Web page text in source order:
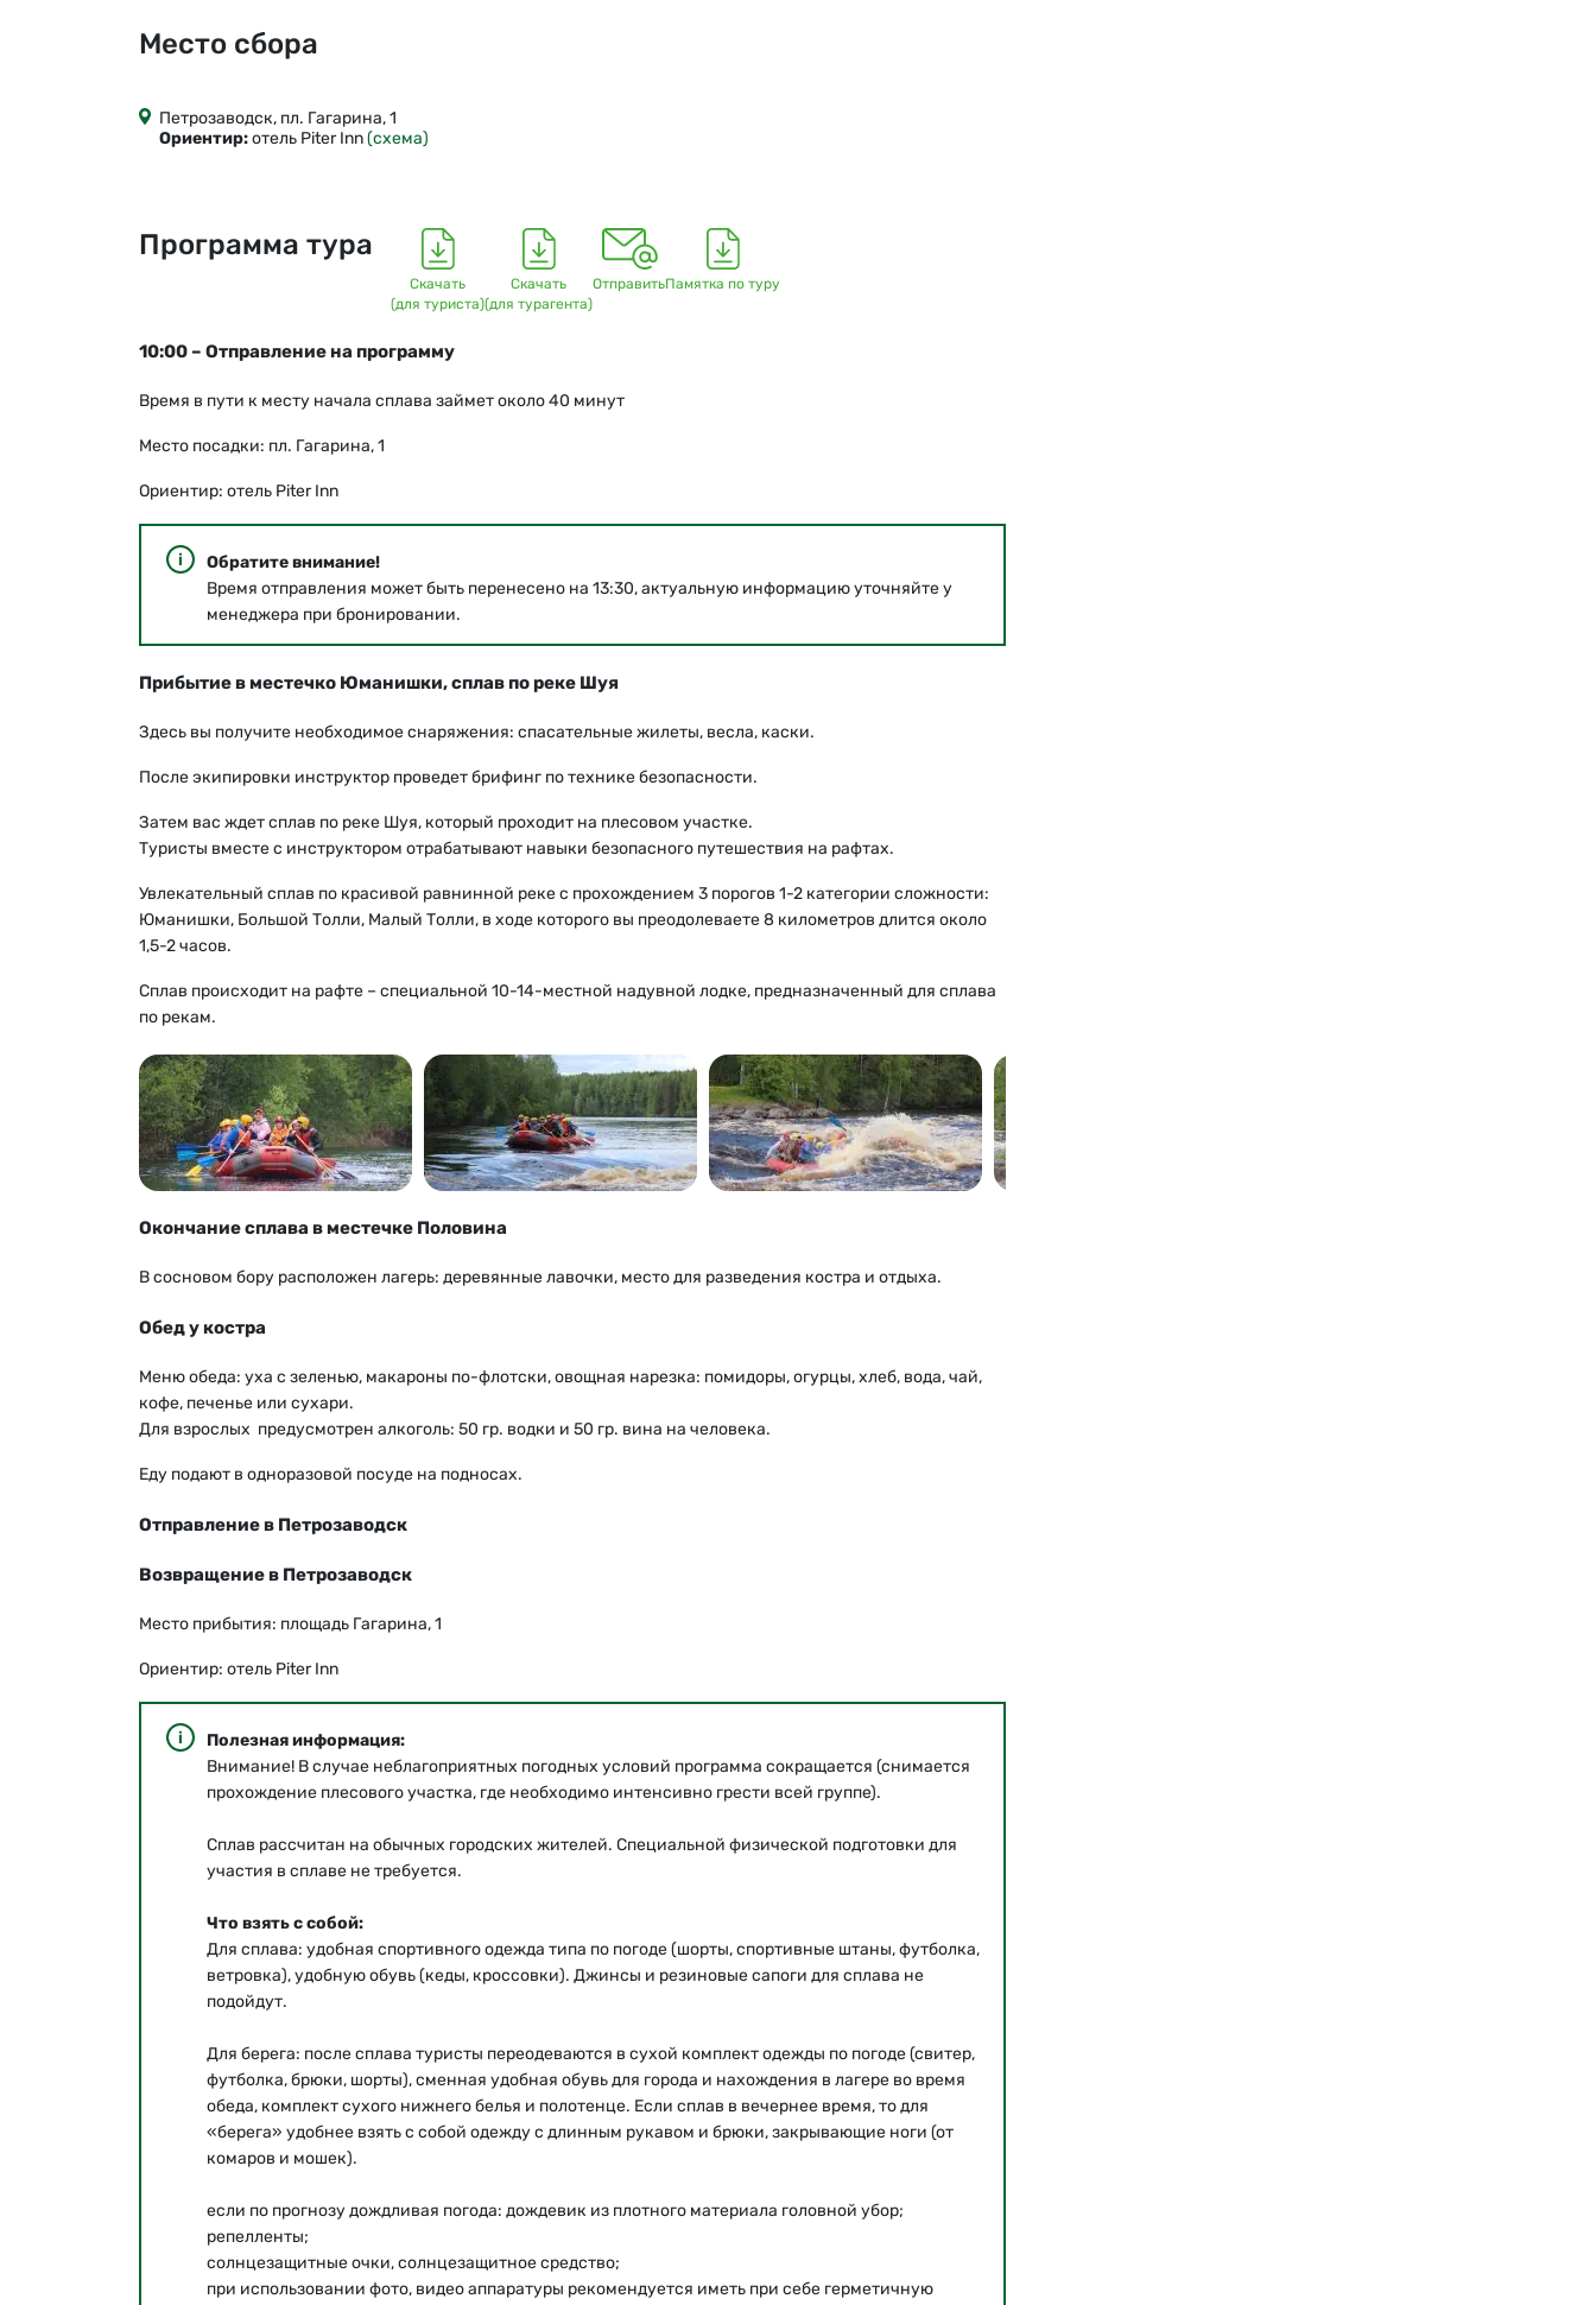
Место сбора
Петрозаводск, пл. Гагарина, 1
Ориентир:отель Piter Inn(схема)
Программа тура
Скачать
(для туриста)
Скачать
(для турагента)
ОтправитьПамятка по туру
10:00 – Отправление на программу
Время в пути к месту начала сплава займет около 40 минут
Место посадки: пл. Гагарина, 1
Ориентир: отель Piter Inn
Обратите внимание!
Время отправления может быть перенесено на 13:30, актуальную информацию уточняйте у
менеджера при бронировании.
Прибытие в местечко Юманишки, сплав по реке Шуя
Здесь вы получите необходимое снаряжения: спасательные жилеты, весла, каски.
После экипировки инструктор проведет брифинг по технике безопасности.
Затем вас ждет сплав по реке Шуя, который проходит на плесовом участке.
Туристы вместе с инструктором отрабатывают навыки безопасного путешествия на рафтах.
Увлекательный сплав по красивой равнинной реке с прохождением 3 порогов 1-2 категории сложности:
Юманишки, Большой Толли, Малый Толли, в ходе которого вы преодолеваете 8 километров длится около
1,5-2 часов.
Сплав происходит на рафте – специальной 10-14-местной надувной лодке, предназначенный для сплава
по рекам.
Окончание сплава в местечке Половина
В сосновом бору расположен лагерь: деревянные лавочки, место для разведения костра и отдыха.
Обед у костра
Меню обеда: уха с зеленью, макароны по-флотски, овощная нарезка: помидоры, огурцы, хлеб, вода, чай,
кофе, печенье или сухари.
Для взрослых предусмотрен алкоголь: 50 гр. водки и 50 гр. вина на человека.
Еду подают в одноразовой посуде на подносах.
Отправление в Петрозаводск
Возвращение в Петрозаводск
Место прибытия: площадь Гагарина, 1
Ориентир: отель Piter Inn
Полезная информация:
Внимание! В случае неблагоприятных погодных условий программа сокращается (снимается
прохождение плесового участка, где необходимо интенсивно грести всей группе).
Сплав рассчитан на обычных городских жителей. Специальной физической подготовки для
участия в сплаве не требуется.
Что взять с собой:
Для сплава: удобная спортивного одежда типа по погоде (шорты, спортивные штаны, футболка,
ветровка), удобную обувь (кеды, кроссовки). Джинсы и резиновые сапоги для сплава не
подойдут.
Для берега: после сплава туристы переодеваются в сухой комплект одежды по погоде (свитер,
футболка, брюки, шорты), сменная удобная обувь для города и нахождения в лагере во время
обеда, комплект сухого нижнего белья и полотенце. Если сплав в вечернее время, то для
«берега» удобнее взять с собой одежду с длинным рукавом и брюки, закрывающие ноги (от
комаров и мошек).
если по прогнозу дождливая погода: дождевик из плотного материала головной убор;
репелленты;
солнцезащитные очки, солнцезащитное средство;
при использовании фото, видео аппаратуры рекомендуется иметь при себе герметичную